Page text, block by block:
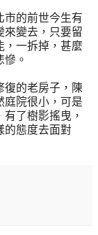
市的前世今生有
來變去，只要留
，一拆掉，甚麼
。
復的老房子，陳
庭院很小，可是
了樹影搖曳，
的態度去面對